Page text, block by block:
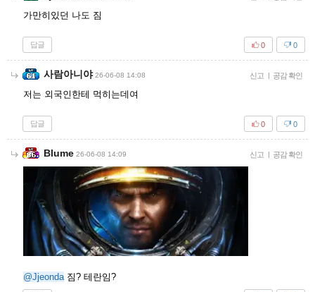
가만히있던 나도 짐
답글 0
0
사람아니야 26-06-08 14:08 신고 | 공감 확인
저는 외국인한테 먹히는데여
답글 0
0
Blume 26-06-08 14:09 신고 | 공감 확인
@Jjeonda짐? 테란임?